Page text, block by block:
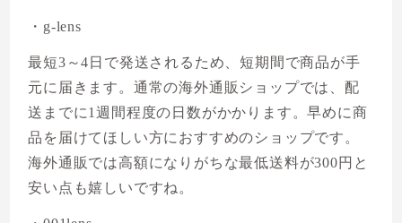
・g-lens
最短3～4日で発送されるため、短期間で商品が手
元に届きます。通常の海外通販ショップでは、配
送までに1週間程度の日数がかかります。早めに商
品を届けてほしい方におすすめのショップです。
海外通販では高額になりがちな最低送料が300円と
安い点も嬉しいですね。